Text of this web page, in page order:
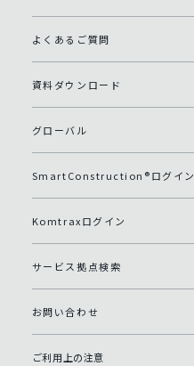
よくあるご質問
資料ダウンロード
グローバル
SmartConstruction®ログイン
Komtraxログイン
サービス拠点検索
お問い合わせ
ご利用上の注意